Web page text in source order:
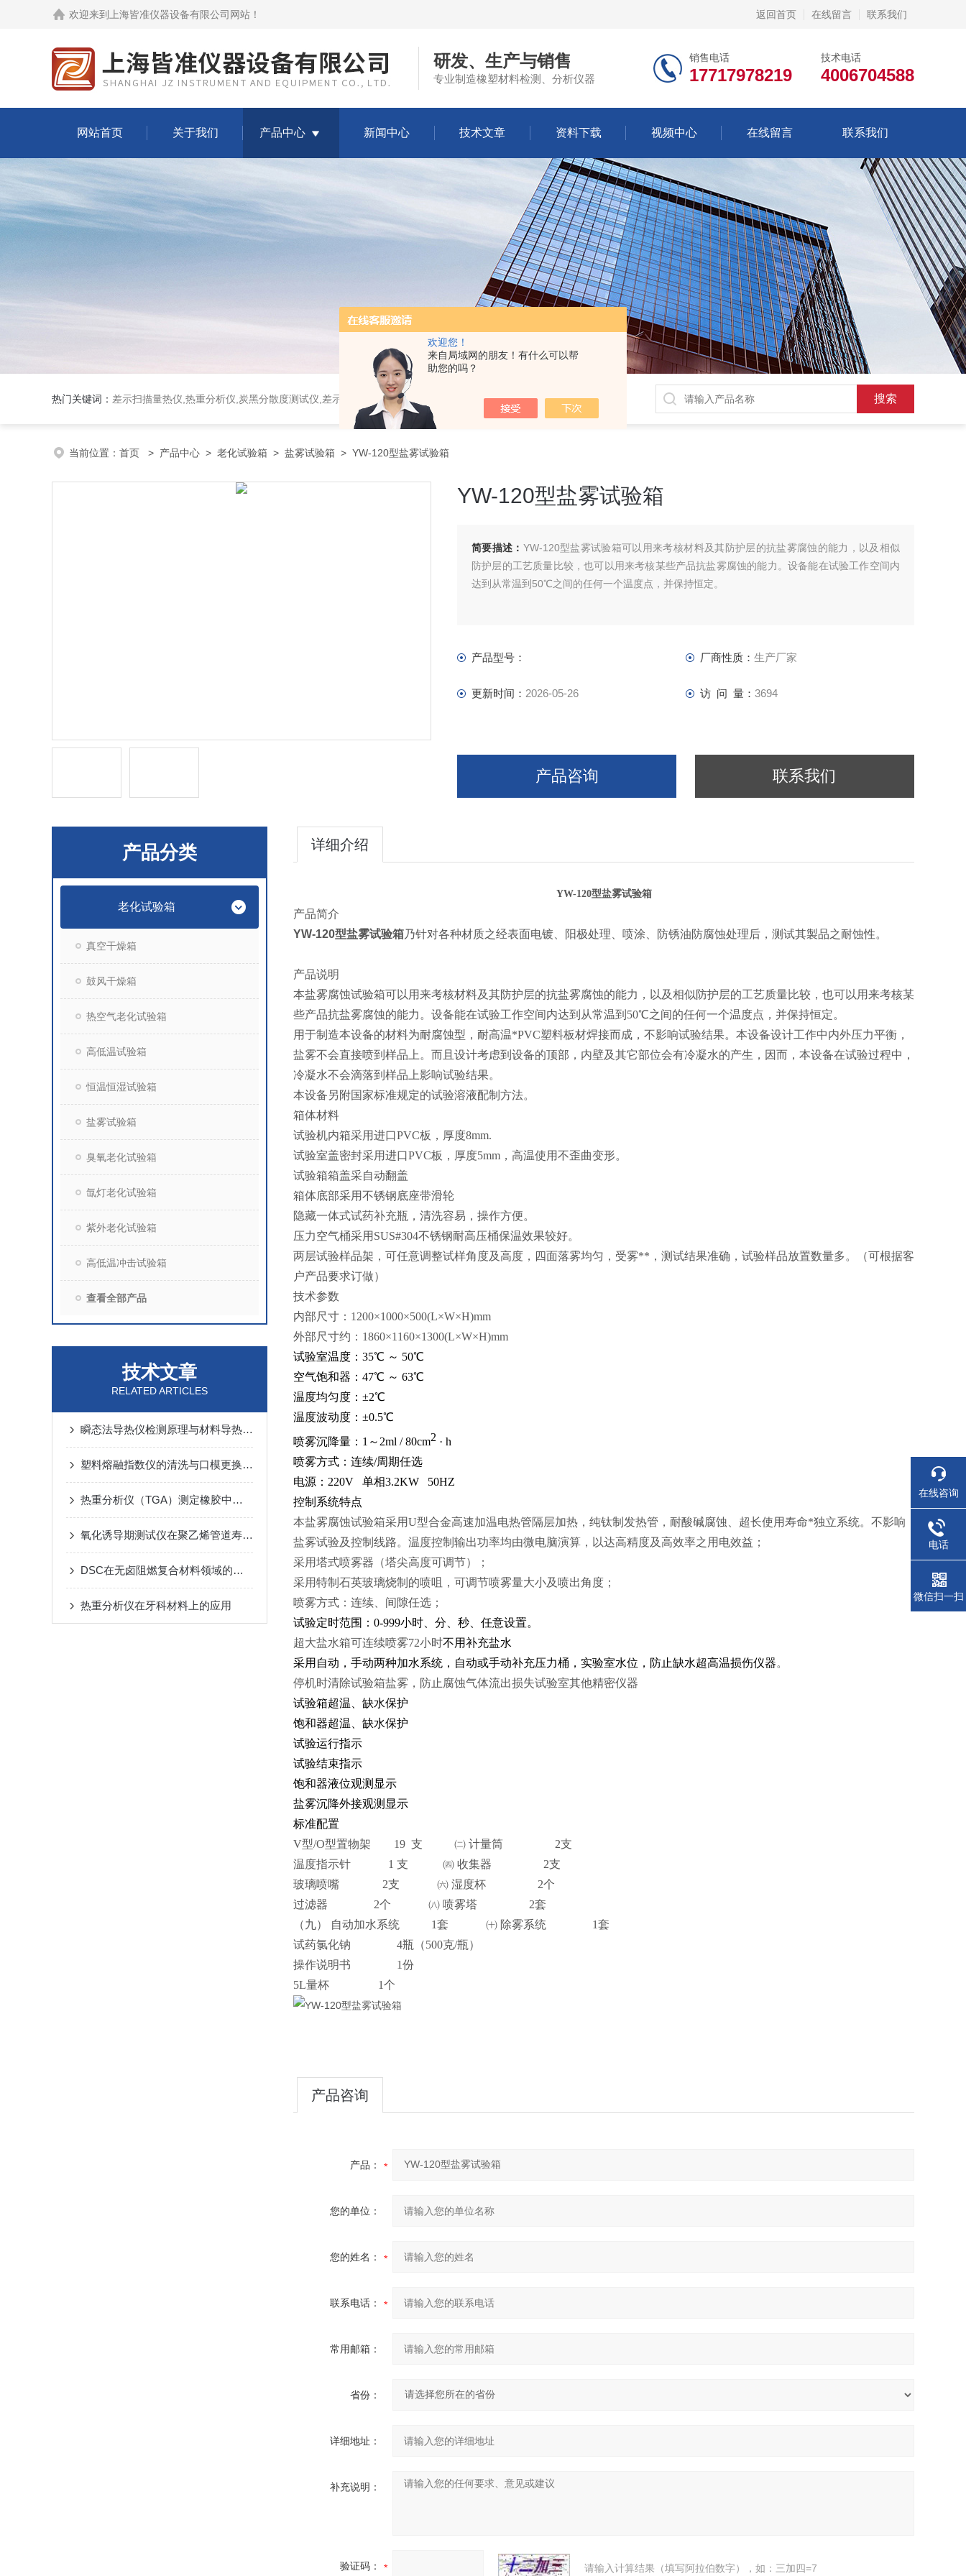
欢迎您！
来自局域网的朋友！有什么可以帮
助您的吗？
欢迎来到 上海皆准仪器设备有限公司网站 ！ 返回首页 在线留言 联系我们
研发、生产与销售
专业制造橡塑材料检测、分析仪器
销售电话
17717978219
技术电话
4006704588
网站首页 关于我们 产品中心 新闻中心 技术文章 资料下载 视频中心 在线留言 联系我们
热门关键词： 差示扫描量热仪 热重分析仪 炭黑分散度测试仪 差示扫描量热仪厂家
当前位置： 首页 > 产品中心 > 老化试验箱 > 盐雾试验箱 > YW-120型盐雾试验箱
YW-120型盐雾试验箱
简要描述： YW-120型盐雾试验箱可以用来考核材料及其防护层的抗盐雾腐蚀的能力，以及相似
防护层的工艺质量比较，也可以用来考核某些产品抗盐雾腐蚀的能力。设备能在试验工作空间内
达到从常温到50℃之间的任何一个温度点，并保持恒定。
产品型号： 厂商性质： 生产厂家
更新时间： 2026-05-26 访 问 量： 3694
产品咨询 联系我们
产品分类
老化试验箱
真空干燥箱
鼓风干燥箱
热空气老化试验箱
高低温试验箱
恒温恒湿试验箱
盐雾试验箱
臭氧老化试验箱
氙灯老化试验箱
紫外老化试验箱
高低温冲击试验箱
查看全部产品
技术文章
RELATED ARTICLES
瞬态法导热仪检测原理与材料导热系数测试技术分析
塑料熔融指数仪的清洗与口模更换操作
热重分析仪（TGA）测定橡胶中炭黑、灰分完整方案
氧化诱导期测试仪在聚乙烯管道寿命预测中的应用
DSC在无卤阻燃复合材料领域的应用
热重分析仪在牙科材料上的应用
详细介绍
YW-120型盐雾试验箱
产品简介
YW-120型盐雾试验箱乃针对各种材质之经表面电镀、阳极处理、喷涂、防锈油防腐蚀处理后，测试其製品之耐蚀性。
产品说明
本盐雾腐蚀试验箱可以用来考核材料及其防护层的抗盐雾腐蚀的能力，以及相似防护层的工艺质量比较，也可以用来考核某
些产品抗盐雾腐蚀的能力。设备能在试验工作空间内达到从常温到50℃之间的任何一个温度点，并保持恒定。
用于制造本设备的材料为耐腐蚀型，耐高温*PVC塑料板材焊接而成，不影响试验结果。本设备设计工作中内外压力平衡，
盐雾不会直接喷到样品上。而且设计考虑到设备的顶部，内壁及其它部位会有冷凝水的产生，因而，本设备在试验过程中，
冷凝水不会滴落到样品上影响试验结果。
本设备另附国家标准规定的试验溶液配制方法。
箱体材料
试验机内箱采用进口PVC板，厚度8mm.
试验室盖密封采用进口PVC板，厚度5mm，高温使用不歪曲变形。
试验箱箱盖采自动翻盖
箱体底部采用不锈钢底座带滑轮
隐藏一体式试药补充瓶，清洗容易，操作方便。
压力空气桶采用SUS#304不锈钢耐高压桶保温效果较好。
两层试验样品架，可任意调整试样角度及高度，四面落雾均匀，受雾**，测试结果准确，试验样品放置数量多。（可根据客
户产品要求订做）
技术参数
内部尺寸 ：1200×1000×500(L×W×H)mm
外部尺寸约：1860×1160×1300(L×W×H)mm
试验室温度：35℃ ～ 50℃
空气饱和器：47℃ ～ 63℃
温度均匀度：±2℃
温度波动度：±0.5℃
喷雾沉降量：1～2ml / 80cm2 · h
喷雾方式：连续/周期任选
电源：220V 单相3.2KW 50HZ
控制系统特点
本盐雾腐蚀试验箱采用U型合金高速加温电热管隔层加热，纯钛制发热管，耐酸碱腐蚀、超长使用寿命*独立系统。不影响
盐雾试验及控制线路。温度控制输出功率均由微电脑演算，以达高精度及高效率之用电效益；
采用塔式喷雾器（塔尖高度可调节）；
采用特制石英玻璃烧制的喷咀，可调节喷雾量大小及喷出角度；
喷雾方式：连续、间隙任选；
试验定时范围：0-999小时、分、秒、任意设置。
超大盐水箱可连续喷雾72小时不用补充盐水
采用自动，手动两种加水系统，自动或手动补充压力桶，实验室水位，防止缺水超高温损伤仪器。
停机时清除试验箱盐雾，防止腐蚀气体流出损失试验室其他精密仪器
试验箱超温、缺水保护
饱和器超温、缺水保护
试验运行指示
试验结束指示
饱和器液位观测显示
盐雾沉降外接观测显示
标准配置
V型/O型置物架 19 支 ㈡ 计量筒
2支
温度指示针
1 支 ㈣ 收集器
2支
玻璃喷嘴
2支 ㈥ 湿度杯
2个
过滤器
2个 ㈧ 喷雾塔
2套
（九）
自动加水系统 1套 ㈩ 除雾系统 1套
试药氯化钠
4瓶（500克/瓶）
操作说明书
1份
5L量杯 1个
产品咨询
产品：
您的单位：
您的姓名：
联系电话：
常用邮箱：
省份：
详细地址：
补充说明：
验证码： 请输入计算结果（填写阿拉伯数字），如：三加四=7
在线咨询
电话
微信扫一扫